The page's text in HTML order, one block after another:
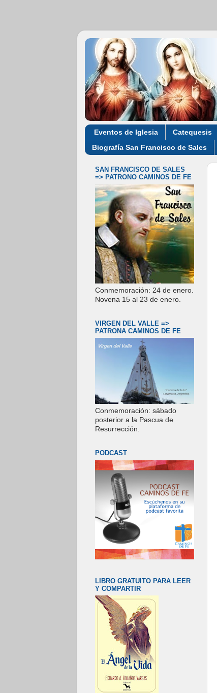
Eventos de Iglesia Catequesis
Biografía San Francisco de Sales
SAN FRANCISCO DE SALES
=> PATRONO CAMINOS DE FE
Conmemoración: 24 de enero.
Novena 15 al 23 de enero.
VIRGEN DEL VALLE =>
PATRONA CAMINOS DE FE
Conmemoración: sábado
posterior a la Pascua de
Resurrección.
PODCAST
LIBRO GRATUITO PARA LEER
Y COMPARTIR